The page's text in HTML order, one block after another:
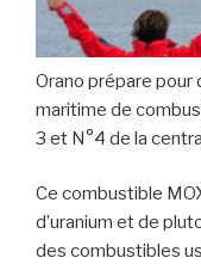
Orano prépare pour
maritime de
3 et N°4 de la
Ce combustible
d’uranium et de
des combustibles